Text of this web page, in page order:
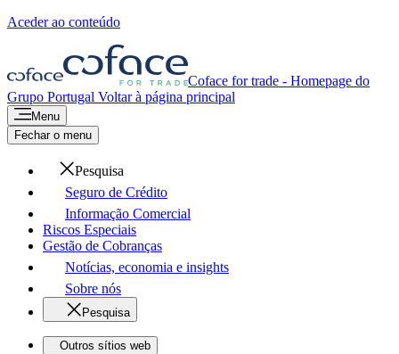
Aceder ao conteúdo
Coface for trade - Homepage do
Grupo Portugal Voltar à página principal
Menu
Fechar o menu
Pesquisa
Seguro de Crédito
Informação Comercial
Riscos Especiais
Gestão de Cobranças
Notícias, economia e insights
Sobre nós
Pesquisa
Outros sítios web